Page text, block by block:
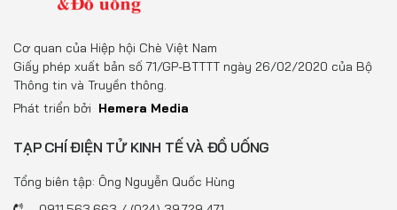
Cơ quan của Hiệp hội Chè Việt Nam
Giấy phép xuất bản số 71/GP-BTTTT ngày 26/02/2020 của Bộ
Thông tin và Truyền thông.
Phát triển bởi Hemera Media
TẠP CHÍ ĐIỆN TỬ KINH TẾ VÀ ĐỒ UỐNG
Tổng biên tập: Ông Nguyễn Quốc Hùng